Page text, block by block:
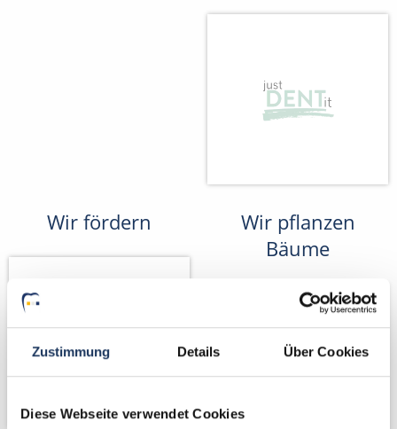
Zustimmung Details Über Cookies
Diese Webseite verwendet Cookies
Wir fördern
Wir pflanzen
Bäume